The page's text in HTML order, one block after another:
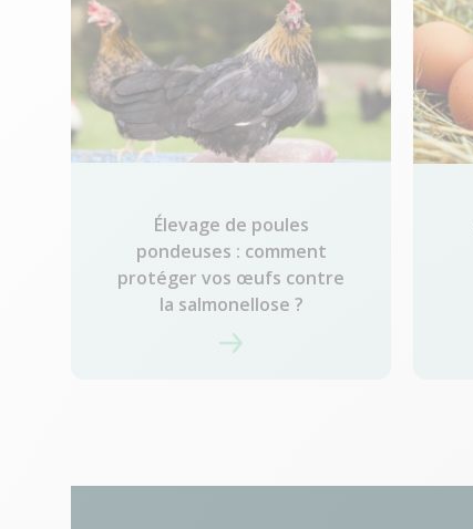
Élevage de poules
pondeuses : comment
protéger vos œufs contre
la salmonellose ?